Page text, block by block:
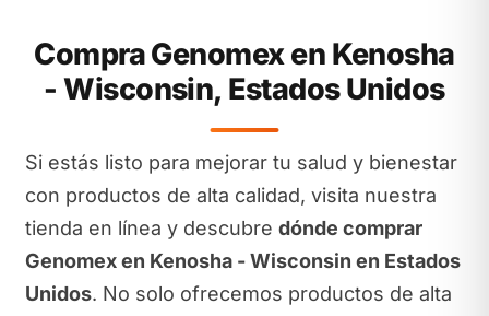
Compra Genomex en Kenosha
- Wisconsin, Estados Unidos
Si estás listo para mejorar tu salud y bienestar
con productos de alta calidad, visita nuestra
tienda en línea y descubre dónde comprar
Genomex en Kenosha - Wisconsin en Estados
Unidos. No solo ofrecemos productos de alta